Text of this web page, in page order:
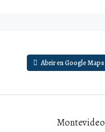
Abrir en Google Maps
Montevideo